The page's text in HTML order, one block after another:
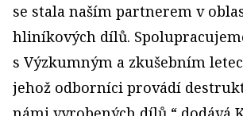
se stala naším partnerem v
hliníkových dílů.
s Výzkumným a zkušebním
jehož odborníci provádí